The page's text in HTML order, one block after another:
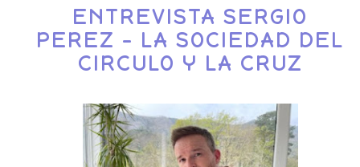
ENTREVISTA SERGIO
PEREZ - LA SOCIEDAD DEL
CIRCULO Y LA CRUZ